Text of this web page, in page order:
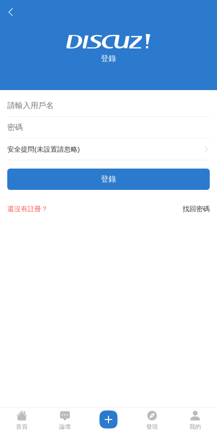
登錄
安全提問(未設置請忽略)
登錄
找回密碼
還沒有註冊？
首頁 論壇 發現 我的